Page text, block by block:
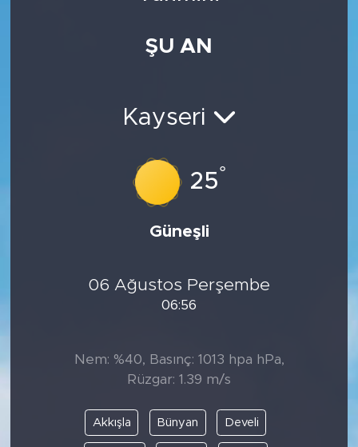
ŞU AN
Kayseri
25°
Güneşli
06 Ağustos Perşembe
06:56
Nem: %40, Basınç: 1013 hpa hPa,
Rüzgar: 1.39 m/s
Akkışla Bünyan Develi
GURBETTEN SILAYA
Ulusal Son Dakika Haberleri